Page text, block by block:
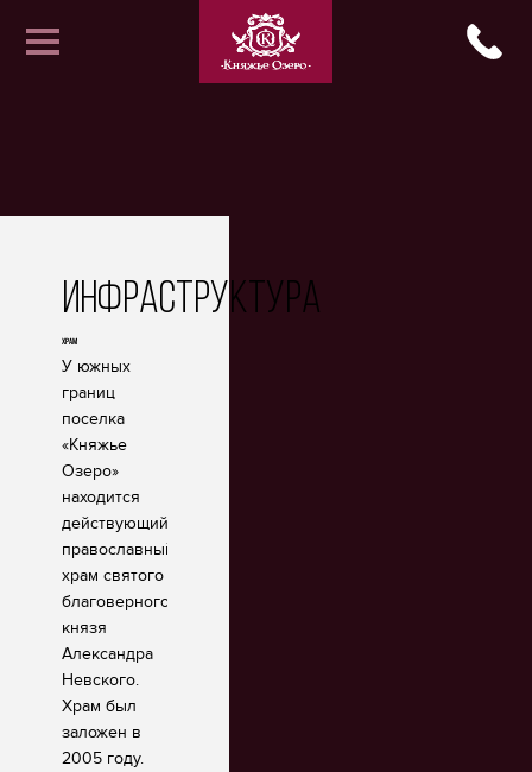
Статьи
Проекты домов
Акции
Партнеры
Инфраструктура
Храм
У южных
границ
поселка
«Княжье
Озеро»
находится
действующий
православный
храм святого
благоверного
князя
Александра
Невского.
Храм был
заложен в
2005 году.